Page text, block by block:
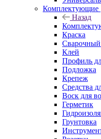
Комплектующие
Назад
Краска
Клей
Профиль
Подложка
Крепеж
Средства
Воск для
Герметик
Грунтовка